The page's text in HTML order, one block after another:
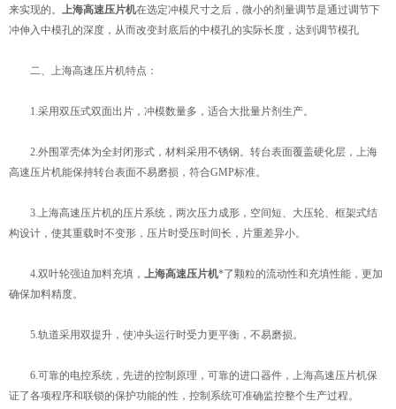
来实现的。 上海高速压片机在选定冲模尺寸之后，微小的剂量调节是通过调节下
冲伸入中模孔的深度，从而改变封底后的中模孔的实际长度，达到调节模孔
二、上海高速压片机特点：
1.采用双压式双面出片，冲模数量多，适合大批量片剂生产。
2.外围罩壳体为全封闭形式，材料采用不锈钢。转台表面覆盖硬化层，上海
高速压片机能保持转台表面不易磨损，符合GMP标准。
3.上海高速压片机的压片系统，两次压力成形，空间短、大压轮、框架式结
构设计，使其重载时不变形，压片时受压时间长，片重差异小。
4.双叶轮强迫加料充填， 上海高速压片机*了颗粒的流动性和充填性能，更加
确保加料精度。
5.轨道采用双提升，使冲头运行时受力更平衡，不易磨损。
6.可靠的电控系统，先进的控制原理，可靠的进口器件，上海高速压片机保
证了各项程序和联锁的保护功能的性，控制系统可准确监控整个生产过程。